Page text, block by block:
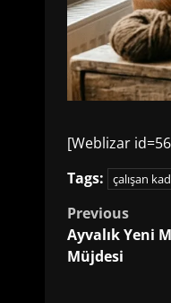
[Weblizar
Tags:
çalışan
Post
Previous
Ayvalık Yeni
Müjdesi